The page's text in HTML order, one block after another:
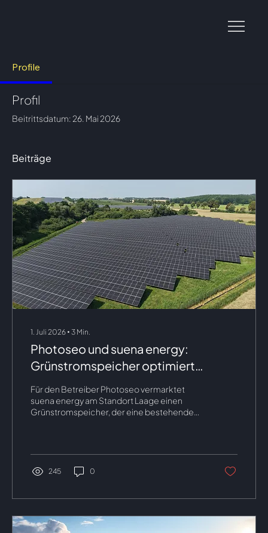
Profile
Profil
Beitrittsdatum: 26. Mai 2026
Beiträge
1. Juli 2026 ∙ 3 Min.
Photoseo und suena energy:
Grünstromspeicher optimiert
vermarkten
Für den Betreiber Photoseo vermarktet
suena energy am Standort Laage einen
Grünstromspeicher, der eine bestehende
245 0